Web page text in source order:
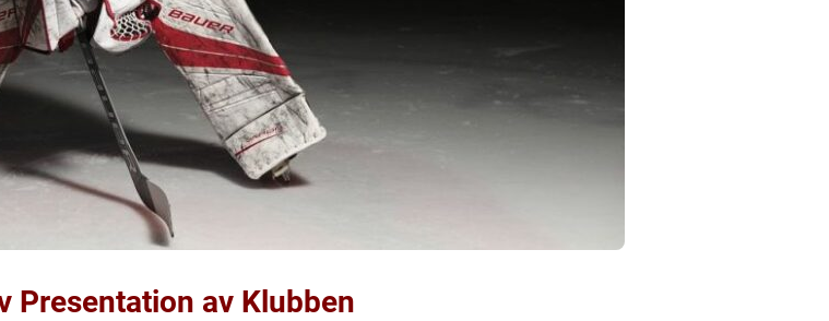
Presentation av Klubben